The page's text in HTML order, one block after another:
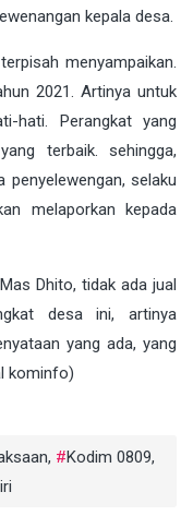
kepala desa.
menyampaikan.
2021. Artinya untuk
hati. Perangkat yang
terbaik. sehingga,
penyelewengan, selaku
melaporkan kepada
Dhito, tidak ada jual
desa ini, artinya
yang ada, yang
kominfo)
, Kodim 0809,